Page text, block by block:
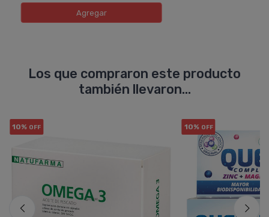
Agregar
Los que compraron este producto
también llevaron...
10% OFF 10% OFF